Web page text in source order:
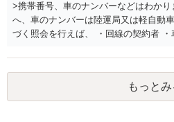
>携帯番号、車のナンバーなどはわか
へ、車のナンバーは陸運局又は軽自動
づく照会を行えば、 ・回線の契約者
義人であれば住所の特定につながりま
線を使用している ・友人の車を借りた
場合が稀にあり、この場合は照会して
しばしば存在します。 なお、貸金返還
もっとみ